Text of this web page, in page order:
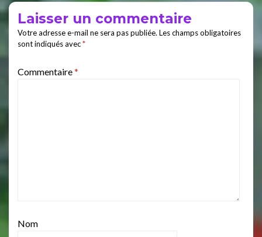
Laisser un commentaire
Votre adresse e-mail ne sera pas publiée. Les champs obligatoires
sont indiqués avec*
Commentaire*
Nom